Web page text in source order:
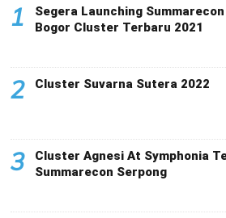
1
Segera Launching Summarecon
Bogor Cluster Terbaru 2021
2 Cluster Suvarna Sutera 2022
3
Cluster Agnesi At Symphonia
Summarecon Serpong